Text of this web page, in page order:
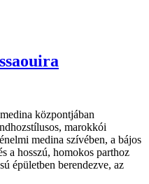
központjában
marokkói
medina szívében, a bájos
a hosszú, homokos parthoz
épületben berendezve, az